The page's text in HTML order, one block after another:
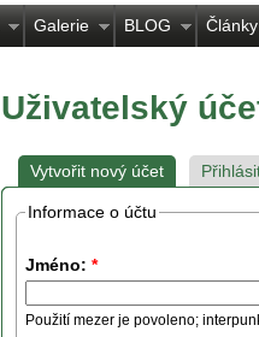
Galerie BLOG Články
Uživatelský
Vytvořit nový účet
Informace o účtu
Jméno: *
Použití mezer je povoleno;